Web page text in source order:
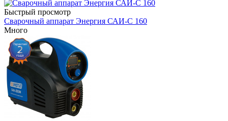
Быстрый просмотр
Сварочный аппарат Энергия САИ-С 160
Много